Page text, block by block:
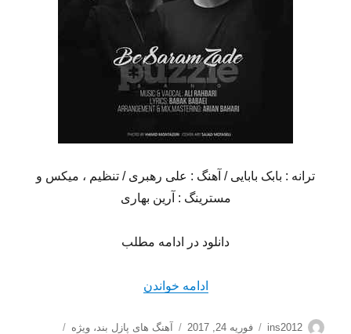
ترانه : بابک بابایی / آهنگ : علی رهبری / تنظیم ، میکس و
مسترینگ : آرین بهاری
دانلود در ادامه مطلب
ادامه خواندن
نویسنده
ins2012
ارسال
فوریه 24, 2017 دسته‌ها
آهنگ های پازل بند،ویژه